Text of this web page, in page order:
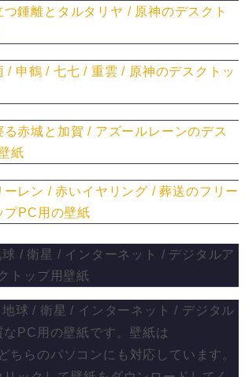
/ 衛星 / インターネット / デジタルア
トップ用壁紙
地球 / 衛星 / インターネット / デジタル
なPC用の壁紙です。壁紙は
ちらのパソコンにも対応しています。